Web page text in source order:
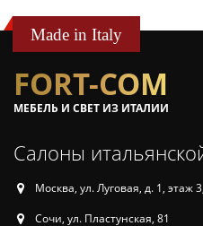
Made in Italy
FORT-COM
МЕБЕЛЬ И СВЕТ ИЗ ИТАЛИИ
Салоны
Москва, ул. Луговая, д. 1, этаж
Сочи, ул. Пластунская, 81